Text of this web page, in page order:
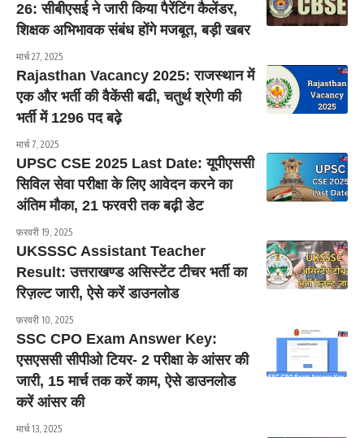
26: सीबीएसई ने जारी किया पैरेंटिंग कैलेंडर,
शिक्षक अभिभावक संबंध होंगे मजबूत, बड़ी खबर
मार्च 27, 2025
Rajasthan Vacancy 2025: राजस्थान में
एक और भर्ती की वैकेंसी बढी, चतुर्थ श्रेणी की
भर्ती में 1296 पद बढ़े
मार्च 7, 2025
UPSC CSE 2025 Last Date: यूपीएससी
सिविल सेवा परीक्षा के लिए आवेदन करने का
अंतिम मौका, 21 फरवरी तक बढ़ी डेट
फ़रवरी 19, 2025
UKSSSC Assistant Teacher
Result: उत्तराखण्ड असिस्टेंट टीचर भर्ती का
रिज़ल्ट जारी, ऐसे करें डाउनलोड
फ़रवरी 10, 2025
SSC CPO Exam Answer Key:
एसएससी सीपीओ टियर- 2 परीक्षा के आंसर की
जारी, 15 मार्च तक करें काम, ऐसे डाउनलोड
करें आंसर की
मार्च 13, 2025